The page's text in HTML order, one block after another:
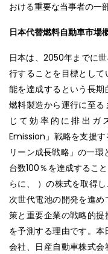
おける重要な当事者の一
日本代替燃料自動車市場
日本は、2050年までに
行することを目標とし
能を達成するという長期
燃料製造から運行に至
じて効率的に排出ガ
Emission」戦略を支援
リーン成長戦略」の一
台数100％を達成するこ
らに、 ）の株式を取得
次世代電池の開発を進
策と重要企業の戦略的
を予測する理由です。
会社、日産自動車株式